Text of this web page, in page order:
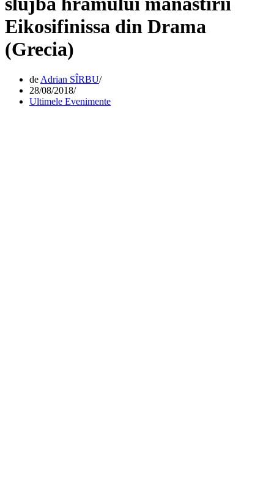
Eikosifinissa din Drama
(Grecia)
de Adrian SÎRBU
28/08/2018
Ultimele Evenimente